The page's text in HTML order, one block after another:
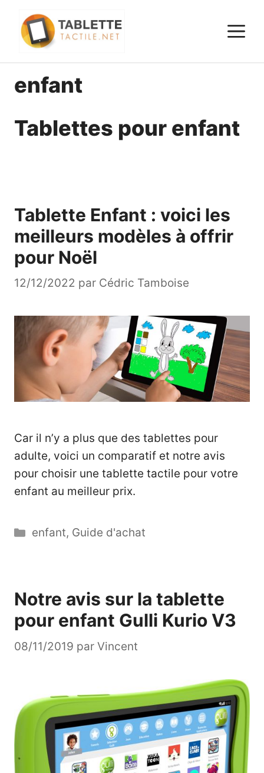
contenu
enfant
Tablettes pour enfant
Tablette Enfant : voici les
meilleurs modèles à offrir
pour Noël
12/12/2022 par Cédric Tamboise
Car il n’y a plus que des tablettes pour
adulte, voici un comparatif et notre avis
pour choisir une tablette tactile pour votre
enfant au meilleur prix.
Catégories
enfant, Guide d'achat
Notre avis sur la tablette
pour enfant Gulli Kurio V3
08/11/2019 par Vincent